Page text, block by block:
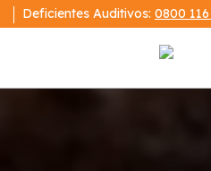
Deficientes Auditivos: 0800